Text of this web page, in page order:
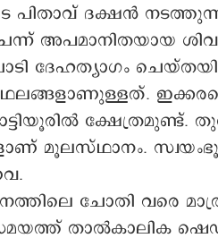
പിതാവ് ദക്ഷൻ
അപമാനിതയായ ശിവ
ദേഹത്യാഗം
ക്ഷേത്രമുണ്ട്.
മൂലസ്ഥാനം.
ചോതി വരെ
താൽകാലിക